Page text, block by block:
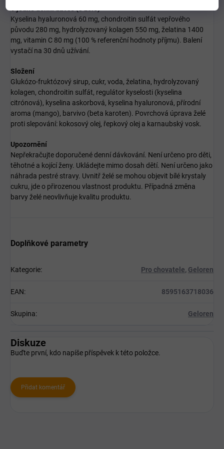
Kyselina hyaluronová 60 mg, chondroitin sulfát vepřového
původu 280 mg, hydrolyzovaný kolagen 550 mg, želatina 1400
mg, vitamin C 80 mg (100 % referenční hodnoty příjmu). Balení
vystačí na 30 dnů užívání.
Složení
Glukózo-fruktózový sirup, cukr, voda, želatina, hydrolyzovaný
kolagen, chondroitin sulfát, regulátor kyselosti (kyselina
citrónová), kyselina askorbová, kyselina hyaluronová, přírodní
aroma (mango), barvivo (beta karoten). Povrchová úprava želé
proti slepování: kokosový olej, řepkový olej a karnaubský vosk.
Upozornění
Nepřekračujte doporučené denní dávkování. Není určeno pro děti,
těhotné a kojící ženy. Ukládejte mimo dosah dětí. Není určeno jako
náhrada pestré stravy. Uvnitř želé se mohou objevit bílé krystaly
cukru, jde o přirozenou vlastnost produktu. Případná změna
barvy želé neovlivňuje kvalitu produktu.
Doplňkové parametry
Kategorie: Pro chovatele, Geloren
EAN: 8595163718036
Skupina: Geloren
Diskuze
Buďte první, kdo napíše příspěvek k této položce.
Přidat komentář